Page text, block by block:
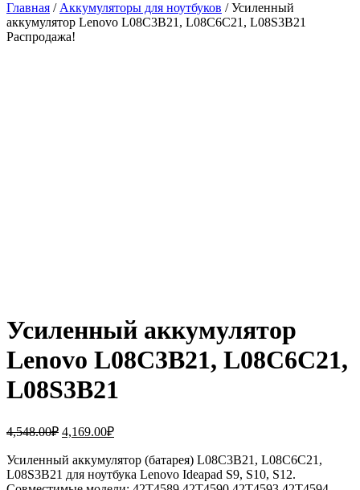
Главная / Аккумуляторы для ноутбуков /Усиленный
аккумулятор Lenovo L08C3B21, L08C6C21, L08S3B21
Распродажа!
Усиленный аккумулятор
Lenovo L08C3B21, L08C6C21,
L08S3B21
4,548.00₽ Первоначальная
составляла
4,548.00₽.
4,169.00₽Текущая
4,169.00₽.
Усиленный аккумулятор (батарея) L08C3B21, L08C6C21,
L08S3B21 для ноутбука Lenovo Ideapad S9, S10, S12.